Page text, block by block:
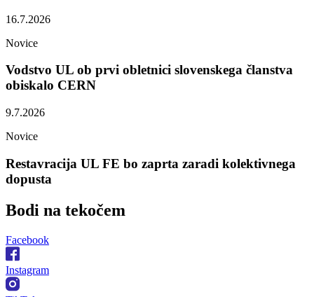
16.7.2026
Novice
Vodstvo UL ob prvi obletnici slovenskega članstva
obiskalo CERN
9.7.2026
Novice
Restavracija UL FE bo zaprta zaradi kolektivnega
dopusta
Bodi na tekočem
Facebook
Instagram